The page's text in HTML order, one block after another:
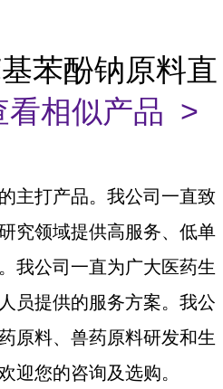
苯酚钠原料直
看相似产品 >
主打产品。我公司一直致
究领域提供高服务、低单
我公司一直为广大医药生
员提供的服务方案。我公
原料、兽药原料研发和生
迎您的咨询及选购。